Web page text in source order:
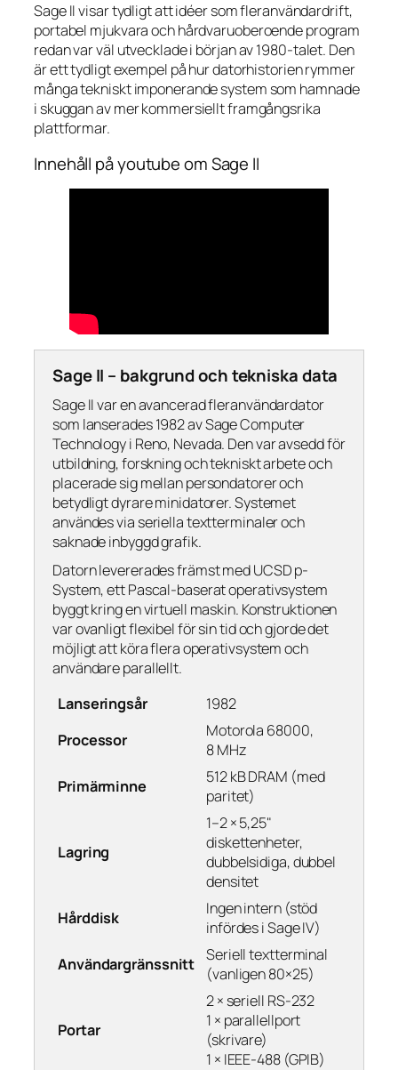
Sage II visar tydligt att idéer som fleranvändardrift,
portabel mjukvara och hårdvaruoberoende program
redan var väl utvecklade i början av 1980-talet. Den
är ett tydligt exempel på hur datorhistorien rymmer
många tekniskt imponerande system som hamnade
i skuggan av mer kommersiellt framgångsrika
plattformar.
Innehåll på youtube om Sage II
Sage II – bakgrund och tekniska data
Sage II var en avancerad fleranvändardator
som lanserades 1982 av Sage Computer
Technology i Reno, Nevada. Den var avsedd för
utbildning, forskning och tekniskt arbete och
placerade sig mellan persondatorer och
betydligt dyrare minidatorer. Systemet
användes via seriella textterminaler och
saknade inbyggd grafik.
Datorn levererades främst med UCSD p-
System, ett Pascal-baserat operativsystem
byggt kring en virtuell maskin. Konstruktionen
var ovanligt flexibel för sin tid och gjorde det
möjligt att köra flera operativsystem och
användare parallellt.
Lanseringsår
1982
Processor
Motorola 68000,
8 MHz
Primärminne
512 kB DRAM (med
paritet)
Lagring
1–2 × 5,25"
diskettenheter,
dubbelsidiga, dubbel
densitet
Hårddisk
Ingen intern (stöd
infördes i Sage IV)
Användargränssnitt Seriell textterminal
(vanligen 80×25)
Portar
2 × seriell RS-232
1 × parallellport
(skrivare)
1 × IEEE-488 (GPIB)